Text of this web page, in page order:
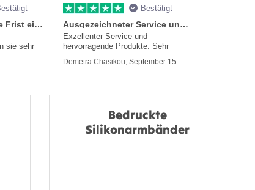
Sie versprachen, die Frist einzuhalten
sie sehr
Bestätigt
Ausgezeichneter Service und Produkte
Exzellenter Service und
hervorragende Produkte. Sehr
Demetra Chasikou, September 15
Bedruckte
Silikonarmbänder